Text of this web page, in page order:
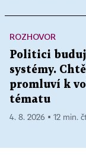
ROZHOVOR
Politici
systémy.
promluví k
tématu
4. 8. 2026 ▪ 12 min.